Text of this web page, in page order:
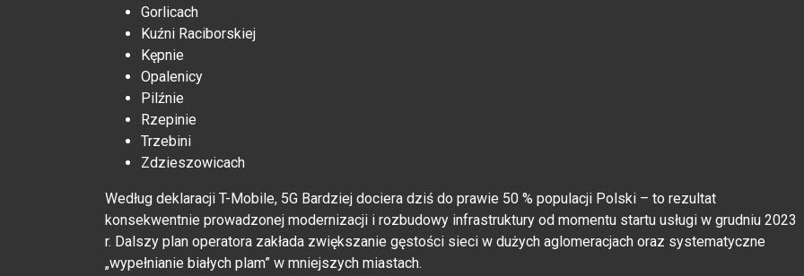
Gorlicach
Kuźni Raciborskiej
Kępnie
Opalenicy
Pilźnie
Rzepinie
Trzebini
Zdzieszowicach
Według deklaracji T-Mobile, 5G Bardziej dociera dziś do prawie 50 % populacji Polski – to rezultat
konsekwentnie prowadzonej modernizacji i rozbudowy infrastruktury od momentu startu usługi w grudniu 2023
r. Dalszy plan operatora zakłada zwiększanie gęstości sieci w dużych aglomeracjach oraz systematyczne
„wypełnianie białych plam” w mniejszych miastach.